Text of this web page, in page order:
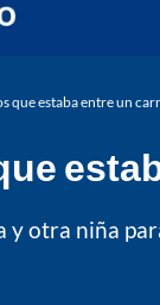
que estaba entre un
y otra niña